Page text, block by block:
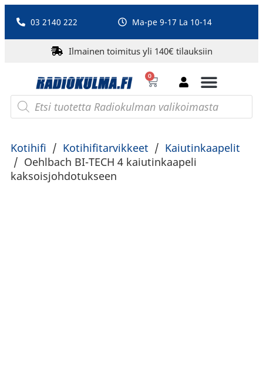
03 2140 222 Ma-pe 9-17 La 10-14
Ilmainen toimitus yli 140€ tilauksiin
0
Kotihifi / Kotihifitarvikkeet / Kaiutinkaapelit
/ Oehlbach BI-TECH 4 kaiutinkaapeli
kaksoisjohdotukseen